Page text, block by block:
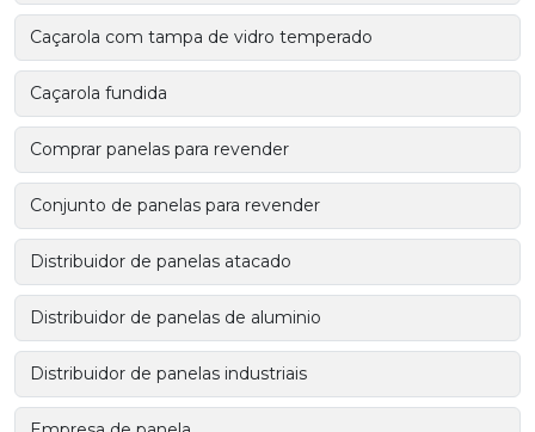
Caçarola com tampa de vidro temperado
Caçarola fundida
Comprar panelas para revender
Conjunto de panelas para revender
Distribuidor de panelas atacado
Distribuidor de panelas de aluminio
Distribuidor de panelas industriais